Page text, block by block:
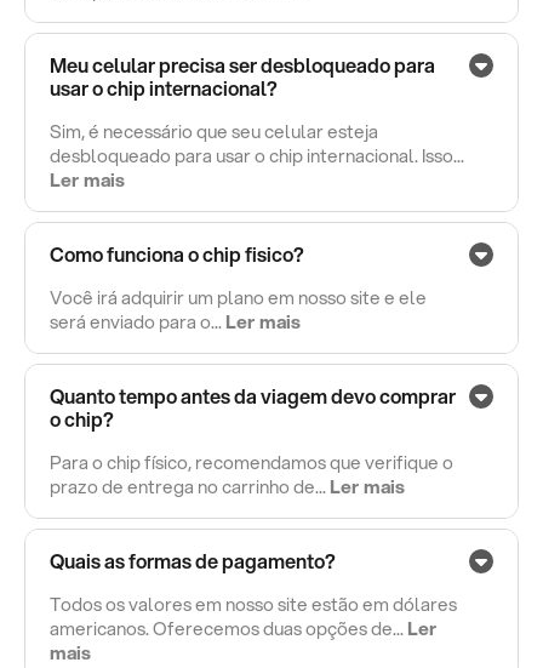
Meu celular precisa ser desbloqueado para
usar o chip internacional?
Sim, é necessário que seu celular esteja
desbloqueado para usar o chip internacional. Isso...
Ler mais
Como funciona o chip fisico?
Você irá adquirir um plano em nosso site e ele
será enviado para o...Ler mais
Quanto tempo antes da viagem devo comprar
o chip?
Para o chip físico, recomendamos que verifique o
prazo de entrega no carrinho de...Ler mais
Quais as formas de pagamento?
Todos os valores em nosso site estão em dólares
americanos. Oferecemos duas opções de...Ler
mais